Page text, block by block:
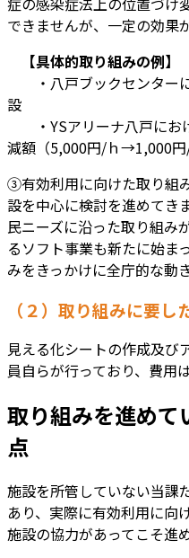
できませんが、一定の効果
【具体的取り組みの例】
・八戸ブックセンター
設
・YSアリーナ八戸にお
減額（5,000円/ｈ→1,000円/
③有効利用に向けた取り組
設を中心に検討を進めてき
民ニーズに沿った取り組み
るソフト事業も新たに始ま
みをきっかけに全庁的な動
（２）取り組みに要し
見える化シートの作成及び
員自らが行っており、費用
取り組みを進めて
点
施設を所管していない当課
あり、実際に有効利用に向
施設の協力があってこそ進